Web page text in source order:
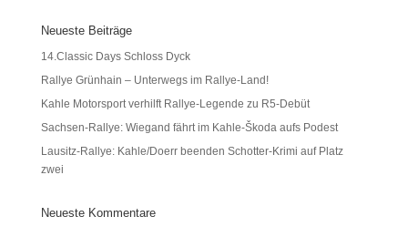
Neueste Beiträge
14.Classic Days Schloss Dyck
Rallye Grünhain – Unterwegs im Rallye-Land!
Kahle Motorsport verhilft Rallye-Legende zu R5-Debüt
Sachsen-Rallye: Wiegand fährt im Kahle-Škoda aufs Podest
Lausitz-Rallye: Kahle/Doerr beenden Schotter-Krimi auf Platz
zwei
Neueste Kommentare